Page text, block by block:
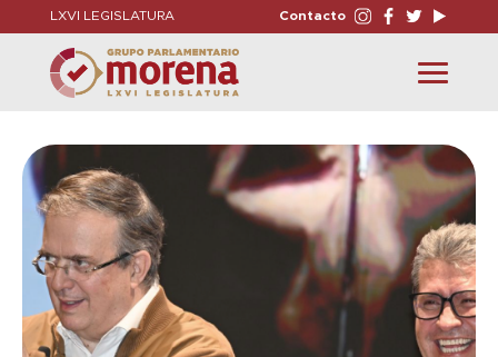
LXVI LEGISLATURA Contacto
Toggle
navigation